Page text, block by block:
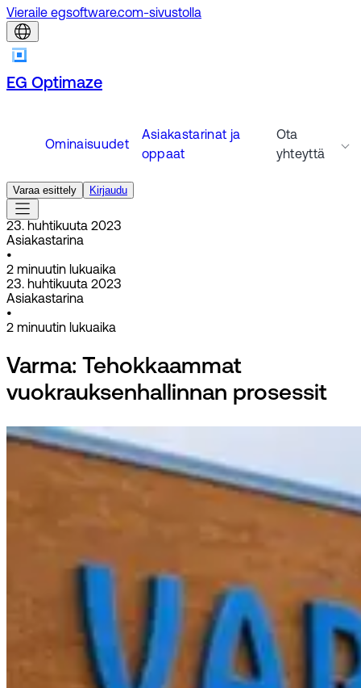
Vieraile egsoftware.com-sivustolla
EG Optimaze
Ominaisuudet
Asiakastarinat ja
oppaat
Ota
yhteyttä
Varaa esittely Kirjaudu
23. huhtikuuta 2023
Asiakastarina
•
2 minuutin lukuaika
23. huhtikuuta 2023
Asiakastarina
•
2 minuutin lukuaika
Varma: Tehokkaammat
vuokrauksenhallinnan prosessit